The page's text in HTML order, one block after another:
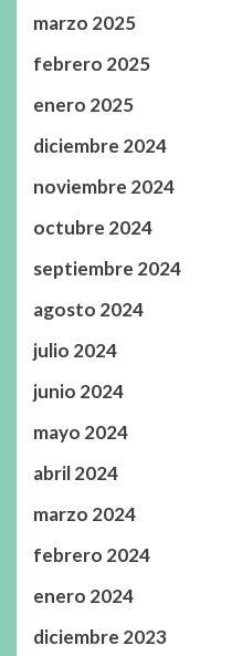
marzo 2025
febrero 2025
enero 2025
diciembre 2024
noviembre 2024
octubre 2024
septiembre 2024
agosto 2024
julio 2024
junio 2024
mayo 2024
abril 2024
marzo 2024
febrero 2024
enero 2024
diciembre 2023